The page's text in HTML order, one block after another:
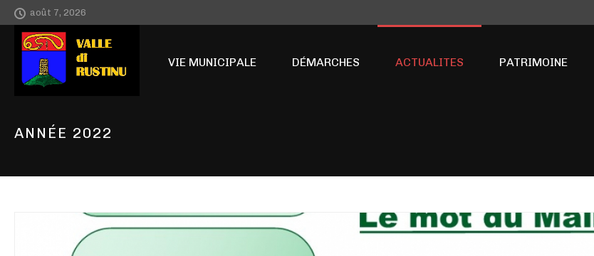
août 7, 2026
ACCUEIL VIE MUNICIPALE DÉMARCHES ACTUALITES PATRIMOINE
ANNÉE 2022